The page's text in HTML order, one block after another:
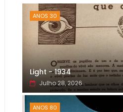
ANOS 30
Light - 1934
Julho 28, 2026
ANOS 80